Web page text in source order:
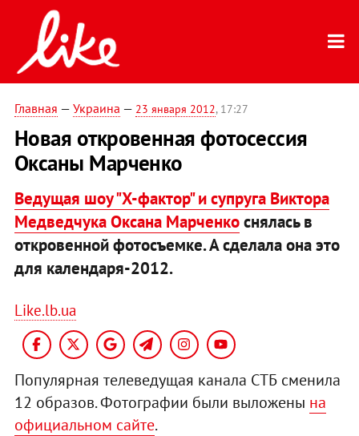
Главная — Украина — 23 января 2012, 17:27
Новая откровенная фотосессия
Оксаны Марченко
Ведущая шоу "Х-фактор" и супруга Виктора
Медведчука Оксана Марченкоснялась в
откровенной фотосъемке. А сделала она это
для календаря-2012.
Like.lb.ua
Популярная телеведущая канала СТБ сменила
12 образов. Фотографии были выложены на
официальном сайте.